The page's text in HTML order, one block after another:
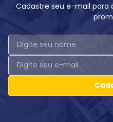
Cadastre seu e-mail para